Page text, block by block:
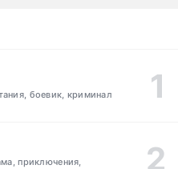
боевик, криминал
приключения,